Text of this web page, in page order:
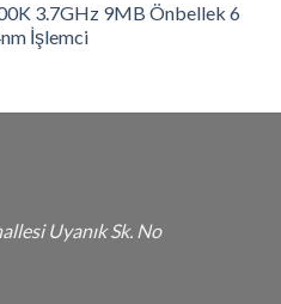
3.7GHz 9MB Önbellek 6
İşlemci
Uyanık Sk. No